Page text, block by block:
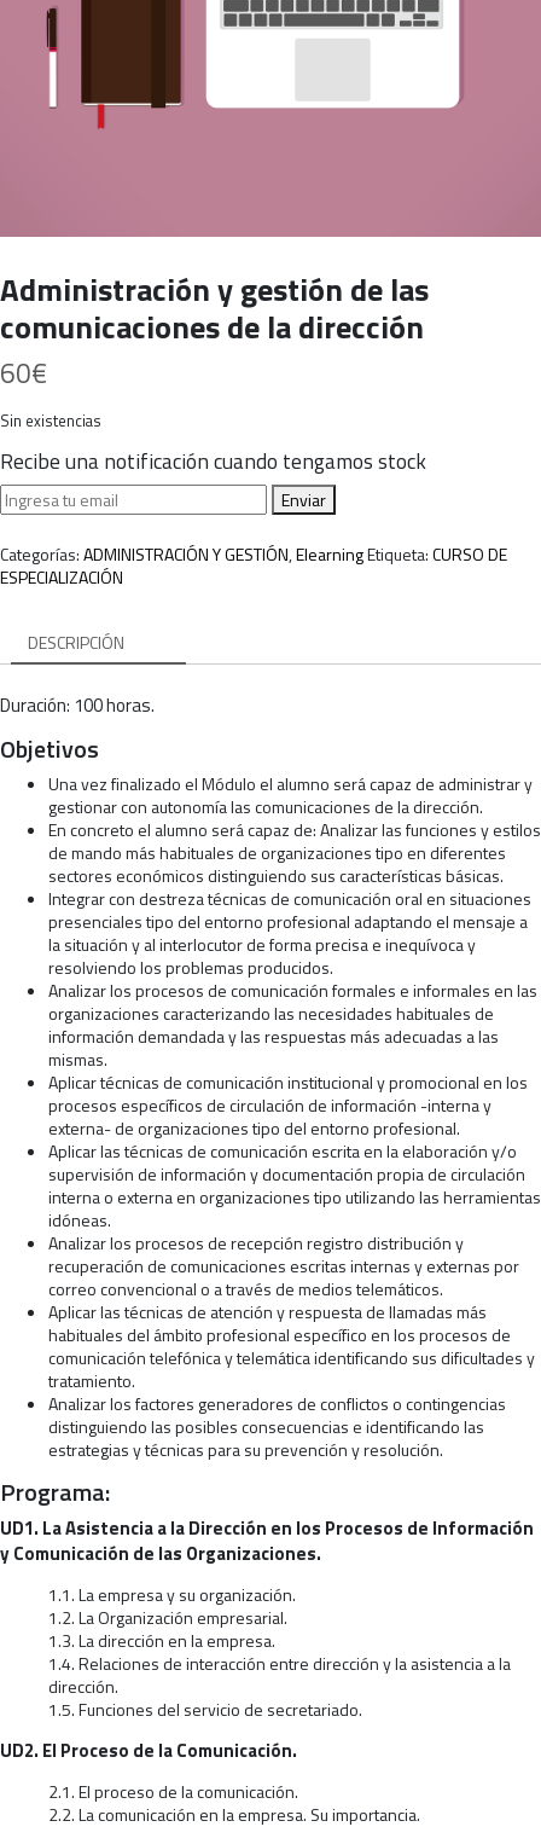
Administración y gestión de las
comunicaciones de la dirección
60€
Sin existencias
Recibe una notificación cuando tengamos stock
Enviar
Categorías:ADMINISTRACIÓN Y GESTIÓN,ElearningEtiqueta:CURSO DE
ESPECIALIZACIÓN
DESCRIPCIÓN
Duración: 100 horas.
Objetivos
Una vez finalizado el Módulo el alumno será capaz de administrar y
gestionar con autonomía las comunicaciones de la dirección.
En concreto el alumno será capaz de: Analizar las funciones y estilos
de mando más habituales de organizaciones tipo en diferentes
sectores económicos distinguiendo sus características básicas.
Integrar con destreza técnicas de comunicación oral en situaciones
presenciales tipo del entorno profesional adaptando el mensaje a
la situación y al interlocutor de forma precisa e inequívoca y
resolviendo los problemas producidos.
Analizar los procesos de comunicación formales e informales en las
organizaciones caracterizando las necesidades habituales de
información demandada y las respuestas más adecuadas a las
mismas.
Aplicar técnicas de comunicación institucional y promocional en los
procesos específicos de circulación de información -interna y
externa- de organizaciones tipo del entorno profesional.
Aplicar las técnicas de comunicación escrita en la elaboración y/o
supervisión de información y documentación propia de circulación
interna o externa en organizaciones tipo utilizando las herramientas
idóneas.
Analizar los procesos de recepción registro distribución y
recuperación de comunicaciones escritas internas y externas por
correo convencional o a través de medios telemáticos.
Aplicar las técnicas de atención y respuesta de llamadas más
habituales del ámbito profesional específico en los procesos de
comunicación telefónica y telemática identificando sus dificultades y
tratamiento.
Analizar los factores generadores de conflictos o contingencias
distinguiendo las posibles consecuencias e identificando las
estrategias y técnicas para su prevención y resolución.
Programa:
UD1. La Asistencia a la Dirección en los Procesos de Información
y Comunicación de las Organizaciones.
1.1. La empresa y su organización.
1.2. La Organización empresarial.
1.3. La dirección en la empresa.
1.4. Relaciones de interacción entre dirección y la asistencia a la
dirección.
1.5. Funciones del servicio de secretariado.
UD2. El Proceso de la Comunicación.
2.1. El proceso de la comunicación.
2.2. La comunicación en la empresa. Su importancia.